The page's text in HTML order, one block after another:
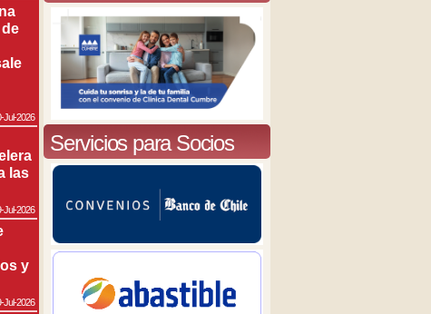
Jul-2026
las
Jul-2026
y
Jul-2026
Servicios para Socios